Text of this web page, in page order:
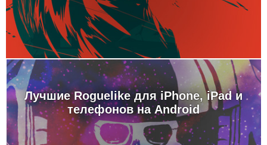
Лучшие Roguelike для iPhone, iPad и
телефонов на Android